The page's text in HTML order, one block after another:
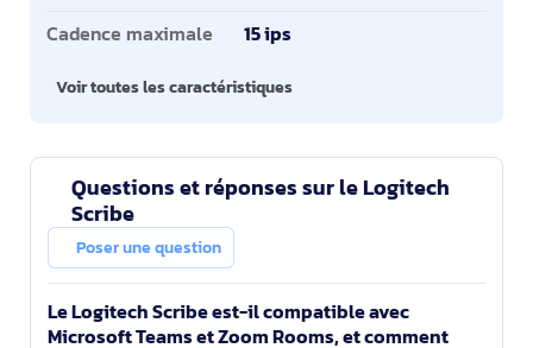
Cadence maximale
15 ips
Voir toutes les caractéristiques
Questions et réponses sur le Logitech
Scribe
Poser une question
Le Logitech Scribe est-il compatible avec
Microsoft Teams et Zoom Rooms, et comment